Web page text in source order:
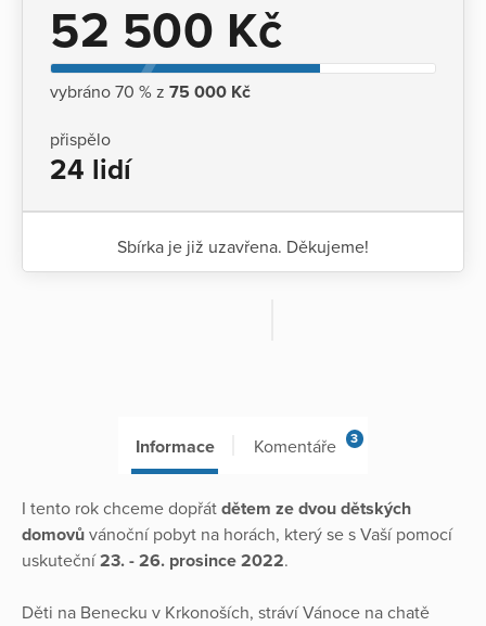
52 500 Kč
vybráno 70 % z 75 000 Kč
přispělo
24 lidí
Sbírka je již uzavřena. Děkujeme!
Informace Komentáře 3
I tento rok chceme dopřát dětem ze dvou dětských
domovů vánoční pobyt na horách, který se s Vaší pomocí
uskuteční23. - 26. prosince 2022.
Děti na Benecku v Krkonoších, stráví Vánoce na chatě